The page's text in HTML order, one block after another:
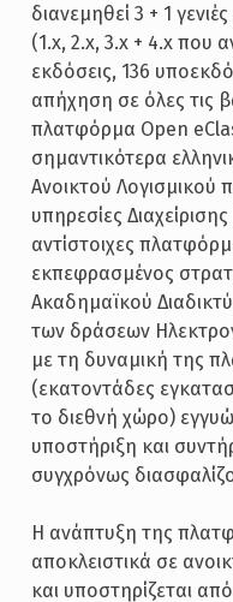
διανεμηθεί 3 + 1
(1.x, 2.x, 3.x + 4.x που
εκδόσεις, 136
απήχηση σε όλες τις
πλατφόρμα Open
σημαντικότερα
Ανοικτού Λογισμικού
υπηρεσίες
αντίστοιχες
εκπεφρασμένος
Ακαδημαϊκού
των δράσεων
με τη δυναμική της
(εκατοντάδες
το διεθνή χώρο)
υποστήριξη και
συγχρόνως
Η ανάπτυξη της
αποκλειστικά σε
και υποστηρίζεται